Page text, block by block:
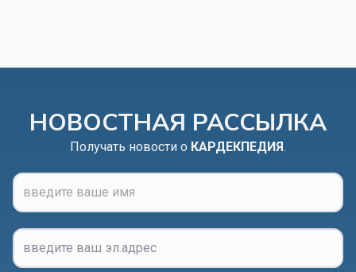
НОВОСТНАЯ РАССЫЛКА
Получать новости о КАРДЕКПЕДИЯ.